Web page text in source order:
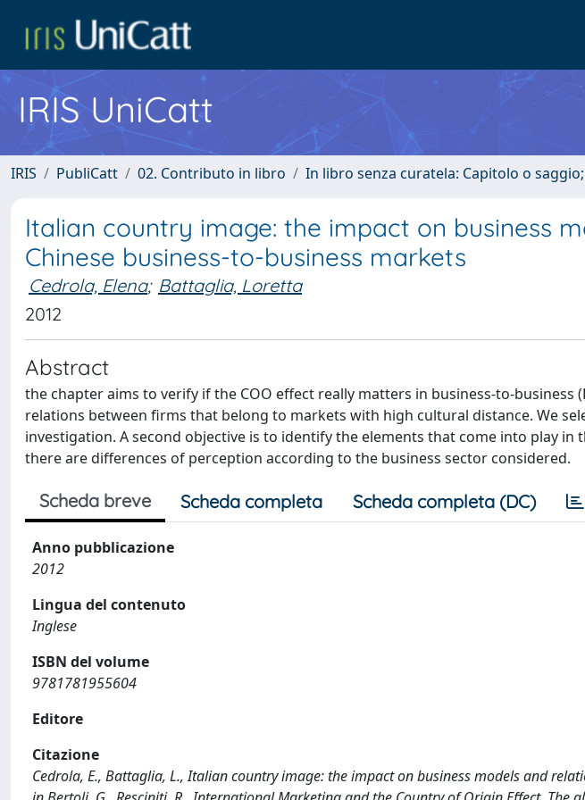
IRIS UniCatt
IRIS PubliCatt 02. Contributo in libro In libro senza curatela: Capitolo o
Italian country image: the impact on business
Chinese business-to-business markets
Cedrola, Elena; Battaglia, Loretta
2012
Abstract
the chapter aims to verify if the COO effect really matters in business-to-business
relations between firms that belong to markets with high cultural distance. We
investigation. A second objective is to identify the elements that come into play
there are differences of perception according to the business sector considered.
Scheda breve Scheda completa Scheda completa (DC)
Anno pubblicazione
2012
Lingua del contenuto
Inglese
ISBN del volume
9781781955604
Editore
Citazione
Cedrola, E., Battaglia, L., Italian country image: the impact on business models and